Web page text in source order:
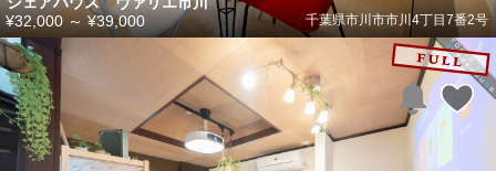
千葉県市川市市川4丁目7番2号
¥32,000～¥39,000